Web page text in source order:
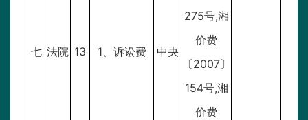
七 法院 13 1、诉讼费 中央
275号,湘
价费
〔2007〕
154号,湘
价费